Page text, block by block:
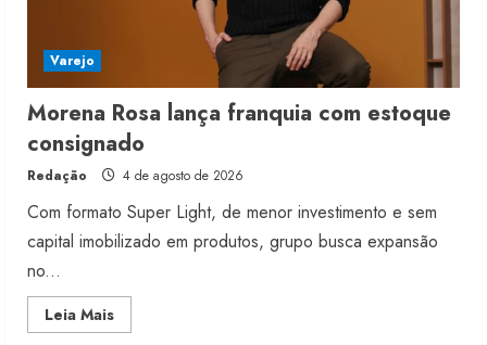
Varejo
Morena Rosa lança franquia com estoque
consignado
Redação 4 de agosto de 2026
Com formato Super Light, de menor investimento e sem
capital imobilizado em produtos, grupo busca expansão
no...
Leia MaisRead
more